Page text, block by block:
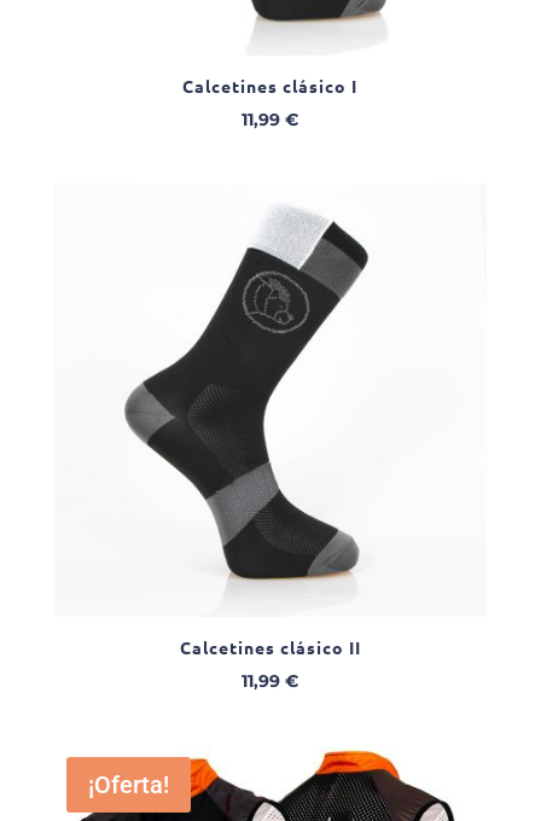
Calcetines clásico I
11,99€
Calcetines clásico II
11,99€
¡Oferta!